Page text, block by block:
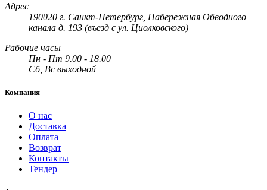
Адрес
190020 г. Санкт-Петербург, Набережная Обводного
канала д. 193 (въезд с ул. Циолковского)
Рабочие часы
Пн - Пт 9.00 - 18.00
Сб, Вс выходной
Компания
О нас
Доставка
Оплата
Возврат
Контакты
Тендер